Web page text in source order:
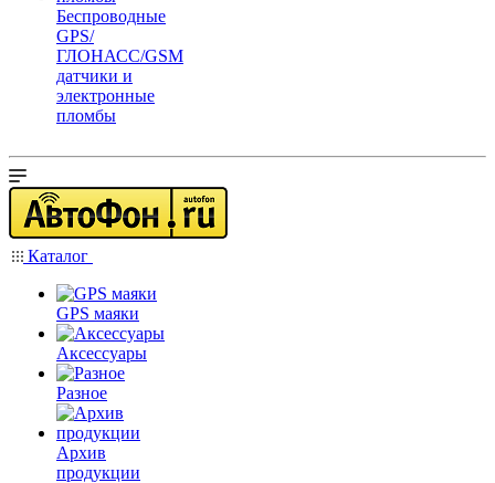
Беспроводные
GPS/
ГЛОНАСС/GSM
датчики и
электронные
пломбы
Каталог
GPS маяки
Аксессуары
Разное
Архив
продукции